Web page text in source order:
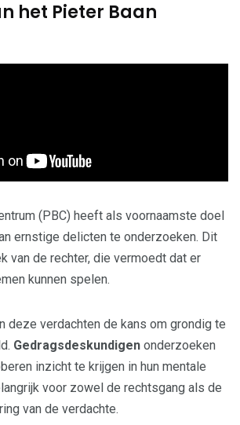
het Pieter Baan
(PBC) heeft als voornaamste doel
ernstige delicten te onderzoeken. Dit
van de rechter, die vermoedt dat er
kunnen spelen.
deze verdachten de kans om grondig te
Gedragsdeskundigen onderzoeken
inzicht te krijgen in hun mentale
voor zowel de rechtsgang als de
van de verdachte.